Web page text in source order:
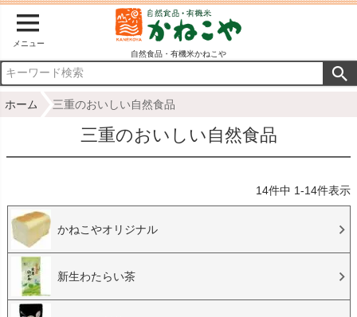
メニュー
自然食品・有機米かねこや
ホーム 三重のおいしい自然食品
三重のおいしい自然食品
14件中 1-14件表示
かねこやオリジナル
新生わたらい茶